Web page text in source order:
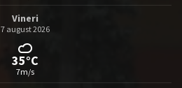
Vineri
7 august 2026
35°C
7m/s